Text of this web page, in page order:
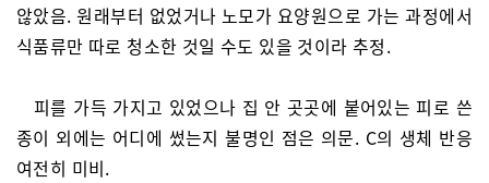
않았음. 원래부터 없었거나 노모가 요양원으로 가는 과정에서
식품류만 따로 청소한 것일 수도 있을 것이라 추정.
피를 가득 가지고 있었으나 집 안 곳곳에 붙어있는 피로 쓴
종이 외에는 어디에 썼는지 불명인 점은 의문. C의 생체 반응
여전히 미비.